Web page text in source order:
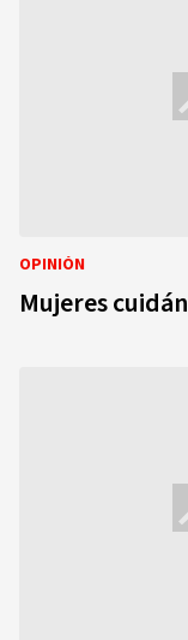
OPINIÓN
Mujeres